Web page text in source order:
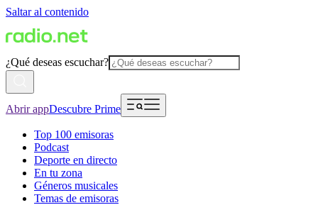
Saltar al contenido
¿Qué deseas escuchar?
Abrir appDescubre Prime
Top 100 emisoras
Podcast
Deporte en directo
En tu zona
Géneros musicales
Temas de emisoras